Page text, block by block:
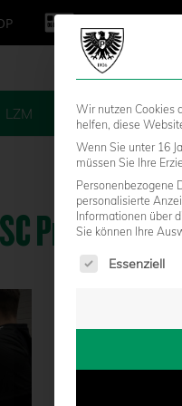
LZM FANS
Preußen
Wir nutzen Cookies
helfen, diese
Wenn Sie unter 16
müssen Sie Ihre
Personenbezogene
personalisierte
Informationen über
Sie können Ihre
Es folgt eine
Essenziell